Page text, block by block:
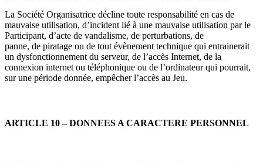
La Société Organisatrice décline toute responsabilité en cas de
mauvaise utilisation, d’incident lié à une mauvaise utilisation par le
Participant, d’acte de vandalisme, de perturbations, de
panne, de piratage ou de tout évènement technique qui entrainerait
un dysfonctionnement du serveur, de l’accès Internet, de la
connexion internet ou téléphonique ou de l’ordinateur qui pourrait,
sur une période donnée, empêcher l’accès au Jeu.
ARTICLE 10 – DONNEES A CARACTERE PERSONNEL